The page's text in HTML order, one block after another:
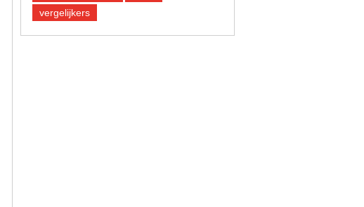
vergelijkers